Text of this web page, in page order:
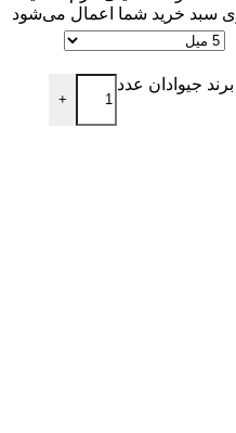
سبد خرید شما اعمال می‌شود
جیوادان عدد
+